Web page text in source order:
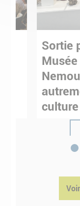
Sortie
culture